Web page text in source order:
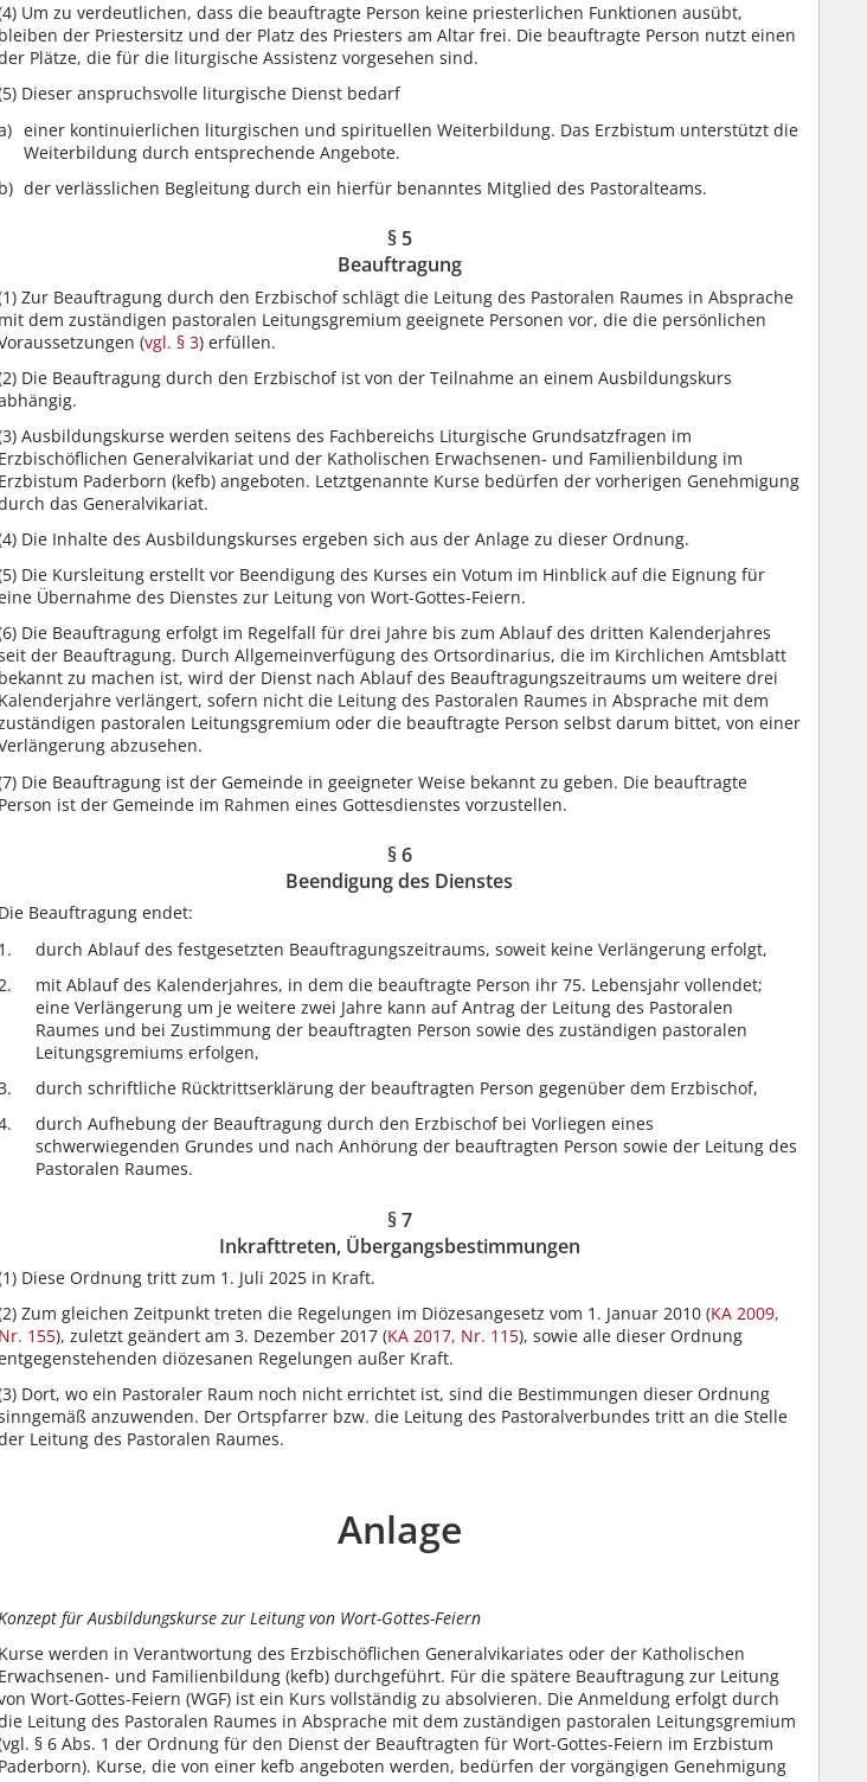
Um zu verdeutlichen, dass die beauftragte Person keine priesterlichen Funktionen ausübt,
bleiben der Priestersitz und der Platz des Priesters am Altar frei. Die beauftragte Person nutzt einen
Plätze, die für die liturgische Assistenz vorgesehen sind.
Dieser anspruchsvolle liturgische Dienst bedarf
einer kontinuierlichen liturgischen und spirituellen Weiterbildung. Das Erzbistum unterstützt die
Weiterbildung durch entsprechende Angebote.
der verlässlichen Begleitung durch ein hierfür benanntes Mitglied des Pastoralteams.
§ 5
Beauftragung
Zur Beauftragung durch den Erzbischof schlägt die Leitung des Pastoralen Raumes in Absprache
mit dem zuständigen pastoralen Leitungsgremium geeignete Personen vor, die die persönlichen
(vgl. § 3) erfüllen.
Die Beauftragung durch den Erzbischof ist von der Teilnahme an einem Ausbildungskurs
Ausbildungskurse werden seitens des Fachbereichs Liturgische Grundsatzfragen im
Erzbischöflichen Generalvikariat und der Katholischen Erwachsenen- und Familienbildung im
Erzbistum Paderborn (kefb) angeboten. Letztgenannte Kurse bedürfen der vorherigen Genehmigung
das Generalvikariat.
Die Inhalte des Ausbildungskurses ergeben sich aus der Anlage zu dieser Ordnung.
Die Kursleitung erstellt vor Beendigung des Kurses ein Votum im Hinblick auf die Eignung für
Übernahme des Dienstes zur Leitung von Wort-Gottes-Feiern.
Die Beauftragung erfolgt im Regelfall für drei Jahre bis zum Ablauf des dritten Kalenderjahres
der Beauftragung. Durch Allgemeinverfügung des Ortsordinarius, die im Kirchlichen Amtsblatt
bekannt zu machen ist, wird der Dienst nach Ablauf des Beauftragungszeitraums um weitere drei
Kalenderjahre verlängert, sofern nicht die Leitung des Pastoralen Raumes in Absprache mit dem
pastoralen Leitungsgremium oder die beauftragte Person selbst darum bittet, von einer
abzusehen.
Die Beauftragung ist der Gemeinde in geeigneter Weise bekannt zu geben. Die beauftragte
Person ist der Gemeinde im Rahmen eines Gottesdienstes vorzustellen.
§ 6
Beendigung des Dienstes
Die Beauftragung endet:
durch Ablauf des festgesetzten Beauftragungszeitraums, soweit keine Verlängerung erfolgt,
mit Ablauf des Kalenderjahres, in dem die beauftragte Person ihr 75. Lebensjahr vollendet;
eine Verlängerung um je weitere zwei Jahre kann auf Antrag der Leitung des Pastoralen
Raumes und bei Zustimmung der beauftragten Person sowie des zuständigen pastoralen
Leitungsgremiums erfolgen,
durch schriftliche Rücktrittserklärung der beauftragten Person gegenüber dem Erzbischof,
durch Aufhebung der Beauftragung durch den Erzbischof bei Vorliegen eines
schwerwiegenden Grundes und nach Anhörung der beauftragten Person sowie der Leitung des
Pastoralen Raumes.
§ 7
Inkrafttreten, Übergangsbestimmungen
Diese Ordnung tritt zum 1. Juli 2025 in Kraft.
Zum gleichen Zeitpunkt treten die Regelungen im Diözesangesetz vom 1. Januar 2010 (KA 2009,
Nr. 155), zuletzt geändert am 3. Dezember 2017 (KA 2017, Nr. 115), sowie alle dieser Ordnung
diözesanen Regelungen außer Kraft.
Dort, wo ein Pastoraler Raum noch nicht errichtet ist, sind die Bestimmungen dieser Ordnung
anzuwenden. Der Ortspfarrer bzw. die Leitung des Pastoralverbundes tritt an die Stelle
Leitung des Pastoralen Raumes.
Anlage
für Ausbildungskurse zur Leitung von Wort-Gottes-Feiern
Kurse werden in Verantwortung des Erzbischöflichen Generalvikariates oder der Katholischen
Erwachsenen- und Familienbildung (kefb) durchgeführt. Für die spätere Beauftragung zur Leitung
Wort-Gottes-Feiern (WGF) ist ein Kurs vollständig zu absolvieren. Die Anmeldung erfolgt durch
Leitung des Pastoralen Raumes in Absprache mit dem zuständigen pastoralen Leitungsgremium
§ 6 Abs. 1 der Ordnung für den Dienst der Beauftragten für Wort-Gottes-Feiern im Erzbistum
Paderborn). Kurse, die von einer kefb angeboten werden, bedürfen der vorgängigen Genehmigung